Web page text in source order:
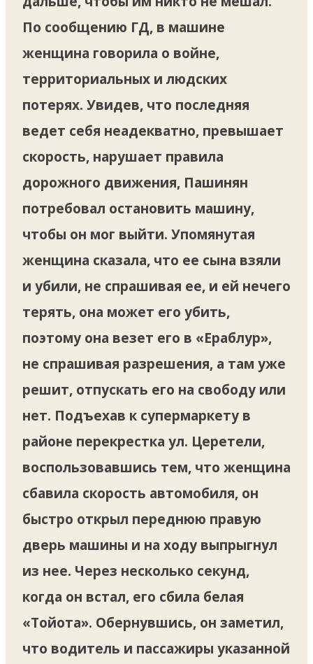
По сообщению ГД, в машине
женщина говорила о войне,
территориальных и людских
потерях. Увидев, что последняя
ведет себя неадекватно, превышает
скорость, нарушает правила
дорожного движения, Пашинян
потребовал остановить машину,
чтобы он мог выйти. Упомянутая
женщина сказала, что ее сына взяли
и убили, не спрашивая ее, и ей нечего
терять, она может его убить,
поэтому она везет его в «Ераблур»,
не спрашивая разрешения, а там уже
решит, отпускать его на свободу или
нет. Подъехав к супермаркету в
районе перекрестка ул. Церетели,
воспользовавшись тем, что женщина
сбавила скорость автомобиля, он
быстро открыл переднюю правую
дверь машины и на ходу выпрыгнул
из нее. Через несколько секунд,
когда он встал, его сбила белая
«Тойота». Обернувшись, он заметил,
что водитель и пассажиры указанной